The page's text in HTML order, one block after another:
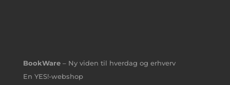
BookWare– Ny viden til hverdag og erhverv
En YES!-webshop